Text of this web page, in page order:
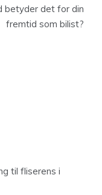
betyder det for din
fremtid som bilist?
til fliserens i